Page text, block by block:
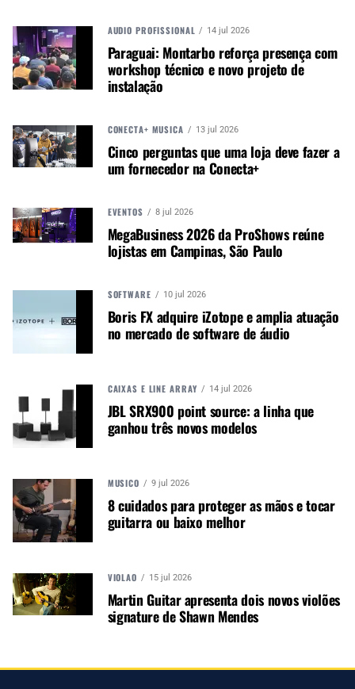
das luminárias, especialmente em grandes arenas.
Ele também ressalta o suporte técnico ao longo
da turnê, fundamental para se adaptar às
América Latina.
Segundo Abraham Levit, diretor da ADJ Group
México, “a programação de Alain potencializou as
“De Rey a Rey” segue sua agenda com um
AUDIO PROFISSIONAL 14 jul 2026
Paraguai: Montarbo reforça presença com
workshop técnico e novo projeto de
instalação
CONECTA+ MÚSICA 13 jul 2026
Cinco perguntas que uma loja deve fazer a
um fornecedor na Conecta+
EVENTOS 8 jul 2026
MegaBusiness 2026 da ProShows reúne
lojistas em Campinas, São Paulo
SOFTWARE 10 jul 2026
Boris FX adquire iZotope e amplia atuação
no mercado de software de áudio
CAIXAS E LINE ARRAY 14 jul 2026
JBL SRX900 point source: a linha que
ganhou três novos modelos
MÚSICO 9 jul 2026
8 cuidados para proteger as mãos e tocar
guitarra ou baixo melhor
VIOLÃO 15 jul 2026
Martin Guitar apresenta dois novos violões
signature de Shawn Mendes